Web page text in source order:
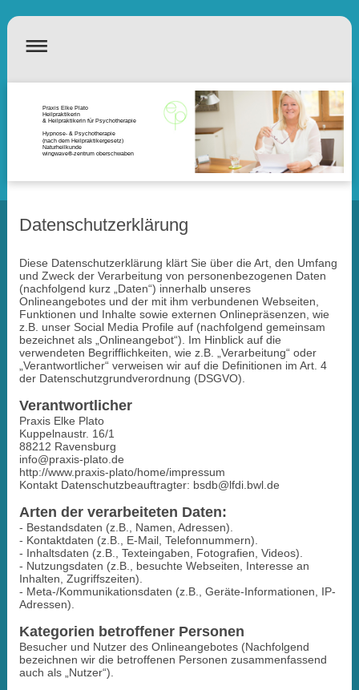
Praxis Elke Plato
Heilpraktikerin
& Heilpraktikerin für Psychotherapie
Hypnose- & Psychotherapie
(nach dem Heilpraktikergesetz)
Naturheilkunde
wingwave®-zentrum oberschwaben
Datenschutzerklärung
Diese Datenschutzerklärung klärt Sie über die Art, den Umfang
und Zweck der Verarbeitung von personenbezogenen Daten
(nachfolgend kurz „Daten“) innerhalb unseres
Onlineangebotes und der mit ihm verbundenen Webseiten,
Funktionen und Inhalte sowie externen Onlinepräsenzen, wie
z.B. unser Social Media Profile auf (nachfolgend gemeinsam
bezeichnet als „Onlineangebot“). Im Hinblick auf die
verwendeten Begrifflichkeiten, wie z.B. „Verarbeitung“ oder
„Verantwortlicher“ verweisen wir auf die Definitionen im Art. 4
der Datenschutzgrundverordnung (DSGVO).
Verantwortlicher
Praxis Elke Plato
Kuppelnaustr. 16/1
88212 Ravensburg
info@praxis-plato.de
http://www.praxis-plato/home/impressum
Kontakt Datenschutzbeauftragter: bsdb@lfdi.bwl.de
Arten der verarbeiteten Daten:
- Bestandsdaten (z.B., Namen, Adressen).
- Kontaktdaten (z.B., E-Mail, Telefonnummern).
- Inhaltsdaten (z.B., Texteingaben, Fotografien, Videos).
- Nutzungsdaten (z.B., besuchte Webseiten, Interesse an
Inhalten, Zugriffszeiten).
- Meta-/Kommunikationsdaten (z.B., Geräte-Informationen, IP-
Adressen).
Kategorien betroffener Personen
Besucher und Nutzer des Onlineangebotes (Nachfolgend
bezeichnen wir die betroffenen Personen zusammenfassend
auch als „Nutzer“).